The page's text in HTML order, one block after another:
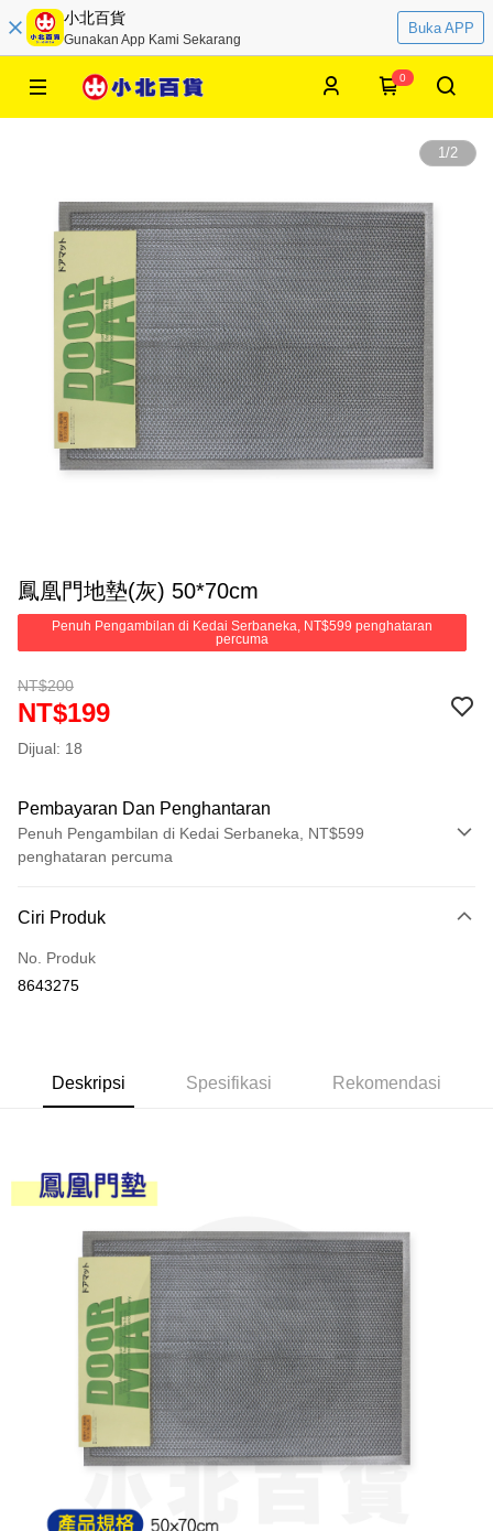
小北百貨
Gunakan App Kami Sekarang
Buka APP
0
1/2
鳳凰門地墊(灰) 50*70cm
Penuh Pengambilan di Kedai Serbaneka, NT$599 penghataran
percuma
NT$200
NT$199
Dijual: 18
Pembayaran Dan Penghantaran
Penuh Pengambilan di Kedai Serbaneka, NT$599
penghataran percuma
Kad Kredit (Bayaran Penuh)
Pengambilan di Kedai Serbaneka
JKOPAY
Google Pay
AFTEE
Pertama, Mengenai Perkhidmatan AFTEE Beli Sekarang Bayar Kemudian
1. Dengan memilih AFTEE sebagai kaedah pembayaran, mesej
pengesahan AFTEE akan muncul.
2. Anda boleh meneruskan pembayaran selepas pengesahan SMS.
3. Tiada bayaran diperlukan apabila pesanan disahkan. Produk akan
dihantar ke alamat yang ditetapkan.
4. Setelah pesanan disahkan, anda akan menerima SMS pembayaran
manakala ahli aplikasi akan menerima pemberitahuan tolak aplikasi
5. Tiada bayaran diperlukan apabila anda menerima produk. Sila buat
pembayaran di empat kedai serbaneka utama, ATM atau perbankan
Pemindahan ATM
Pilihan Penghantaran
全家取貨付款
NT$60/pesanan | Penghantaran percuma untuk pesanan
NT$599 atau lebih
付款後全家取貨
NT$599 atau lebih
Ciri Produk
No. Produk
8643275
Deskripsi Spesifikasi Rekomendasi